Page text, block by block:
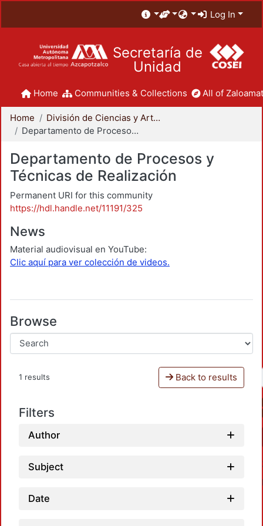
Log In
Secretaría de
Unidad
Home Communities & Collections All of
Home
División de Ciencias y Artes para el Diseño
Departamento de Procesos y Técnicas de Realización
Departamento de Procesos y
Técnicas de Realización
Permanent URI for this community
https://hdl.handle.net/11191/325
News
Material audiovisual en YouTube:
Clic aquí para ver colección de videos.
Browse
1 results Back to results
Filters
Author
Subject
Date